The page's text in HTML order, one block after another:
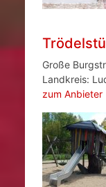
Große
Landkreis:
zum Anbieter|